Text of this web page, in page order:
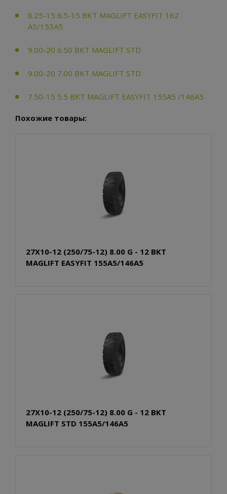
8.25-15 6.5-15 BKT MAGLIFT EASYFIT 162
A5/153A5
9.00-20 6.50 BKT MAGLIFT STD
9.00-20 7.00 BKT MAGLIFT STD
7.50-15 5.5 BKT MAGLIFT EASYFIT 155A5 /146A5
Похожие товары:
27X10-12 (250/75-12) 8.00 G - 12 BKT
MAGLIFT EASYFIT 155A5/146A5
27X10-12 (250/75-12) 8.00 G - 12 BKT
MAGLIFT STD 155A5/146A5